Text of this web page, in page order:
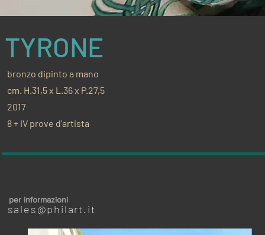
TYRONE
bronzo dipinto a mano
cm. H.31,5 x L.36 x P.27,5
2017
8 + IV prove d'artista
per informazioni
sales@philart.it